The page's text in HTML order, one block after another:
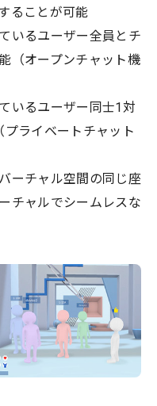
ることが可能
いるユーザー全員とチ
（オープンチャット機
いるユーザー同士1対
ライベートチャット
ーチャル空間の同じ座
チャルでシームレスな